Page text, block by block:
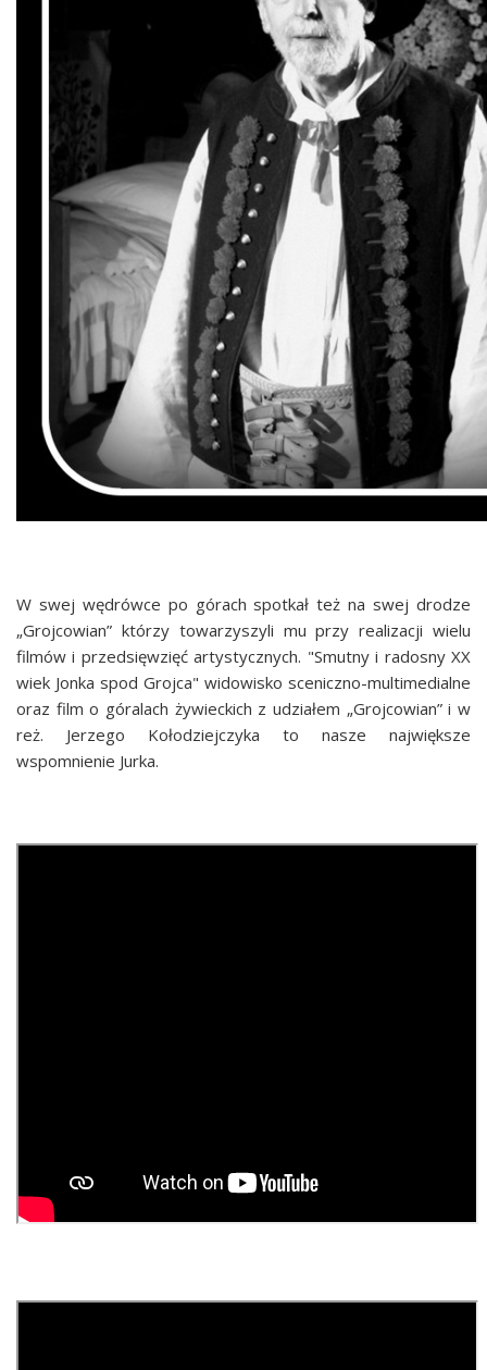
W swej wędrówce po górach spotkał też na swej drodze
„Grojcowian” którzy towarzyszyli mu przy realizacji wielu
filmów i przedsięwzięć artystycznych. "Smutny i radosny XX
wiek Jonka spod Grojca" widowisko sceniczno-multimedialne
oraz film o góralach żywieckich z udziałem „Grojcowian”iw
reż. Jerzego Kołodziejczyka to nasze największe
wspomnienie Jurka.